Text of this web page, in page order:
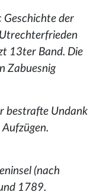
Geschichte der
13ter Band. Die
Zabuesnig
bestrafte Undank
(nach
1789.